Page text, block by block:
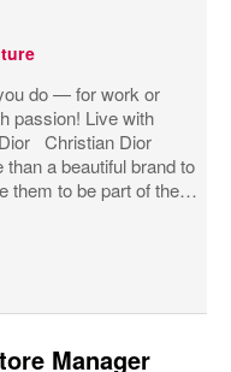
do — for work or
passion! Live with
Christian Dior
a beautiful brand to
them to be part of the
We...
Manager